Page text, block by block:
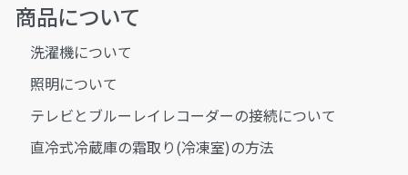
商品について
洗濯機について
照明について
テレビとブルーレイレコーダーの接続について
直冷式冷蔵庫の霜取り(冷凍室)の方法